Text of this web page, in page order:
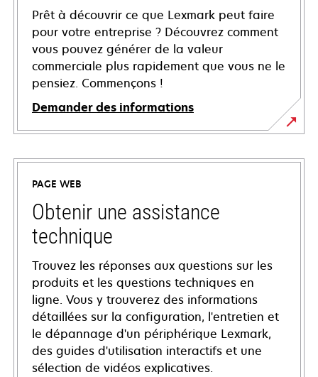
Prêt à découvrir ce que Lexmark peut faire
pour votre entreprise ? Découvrez comment
vous pouvez générer de la valeur
commerciale plus rapidement que vous ne le
pensiez. Commençons !
Demander des informations
PAGE WEB
Obtenir une assistance
technique
Trouvez les réponses aux questions sur les
produits et les questions techniques en
ligne. Vous y trouverez des informations
détaillées sur la configuration, l'entretien et
le dépannage d'un périphérique Lexmark,
des guides d'utilisation interactifs et une
sélection de vidéos explicatives.